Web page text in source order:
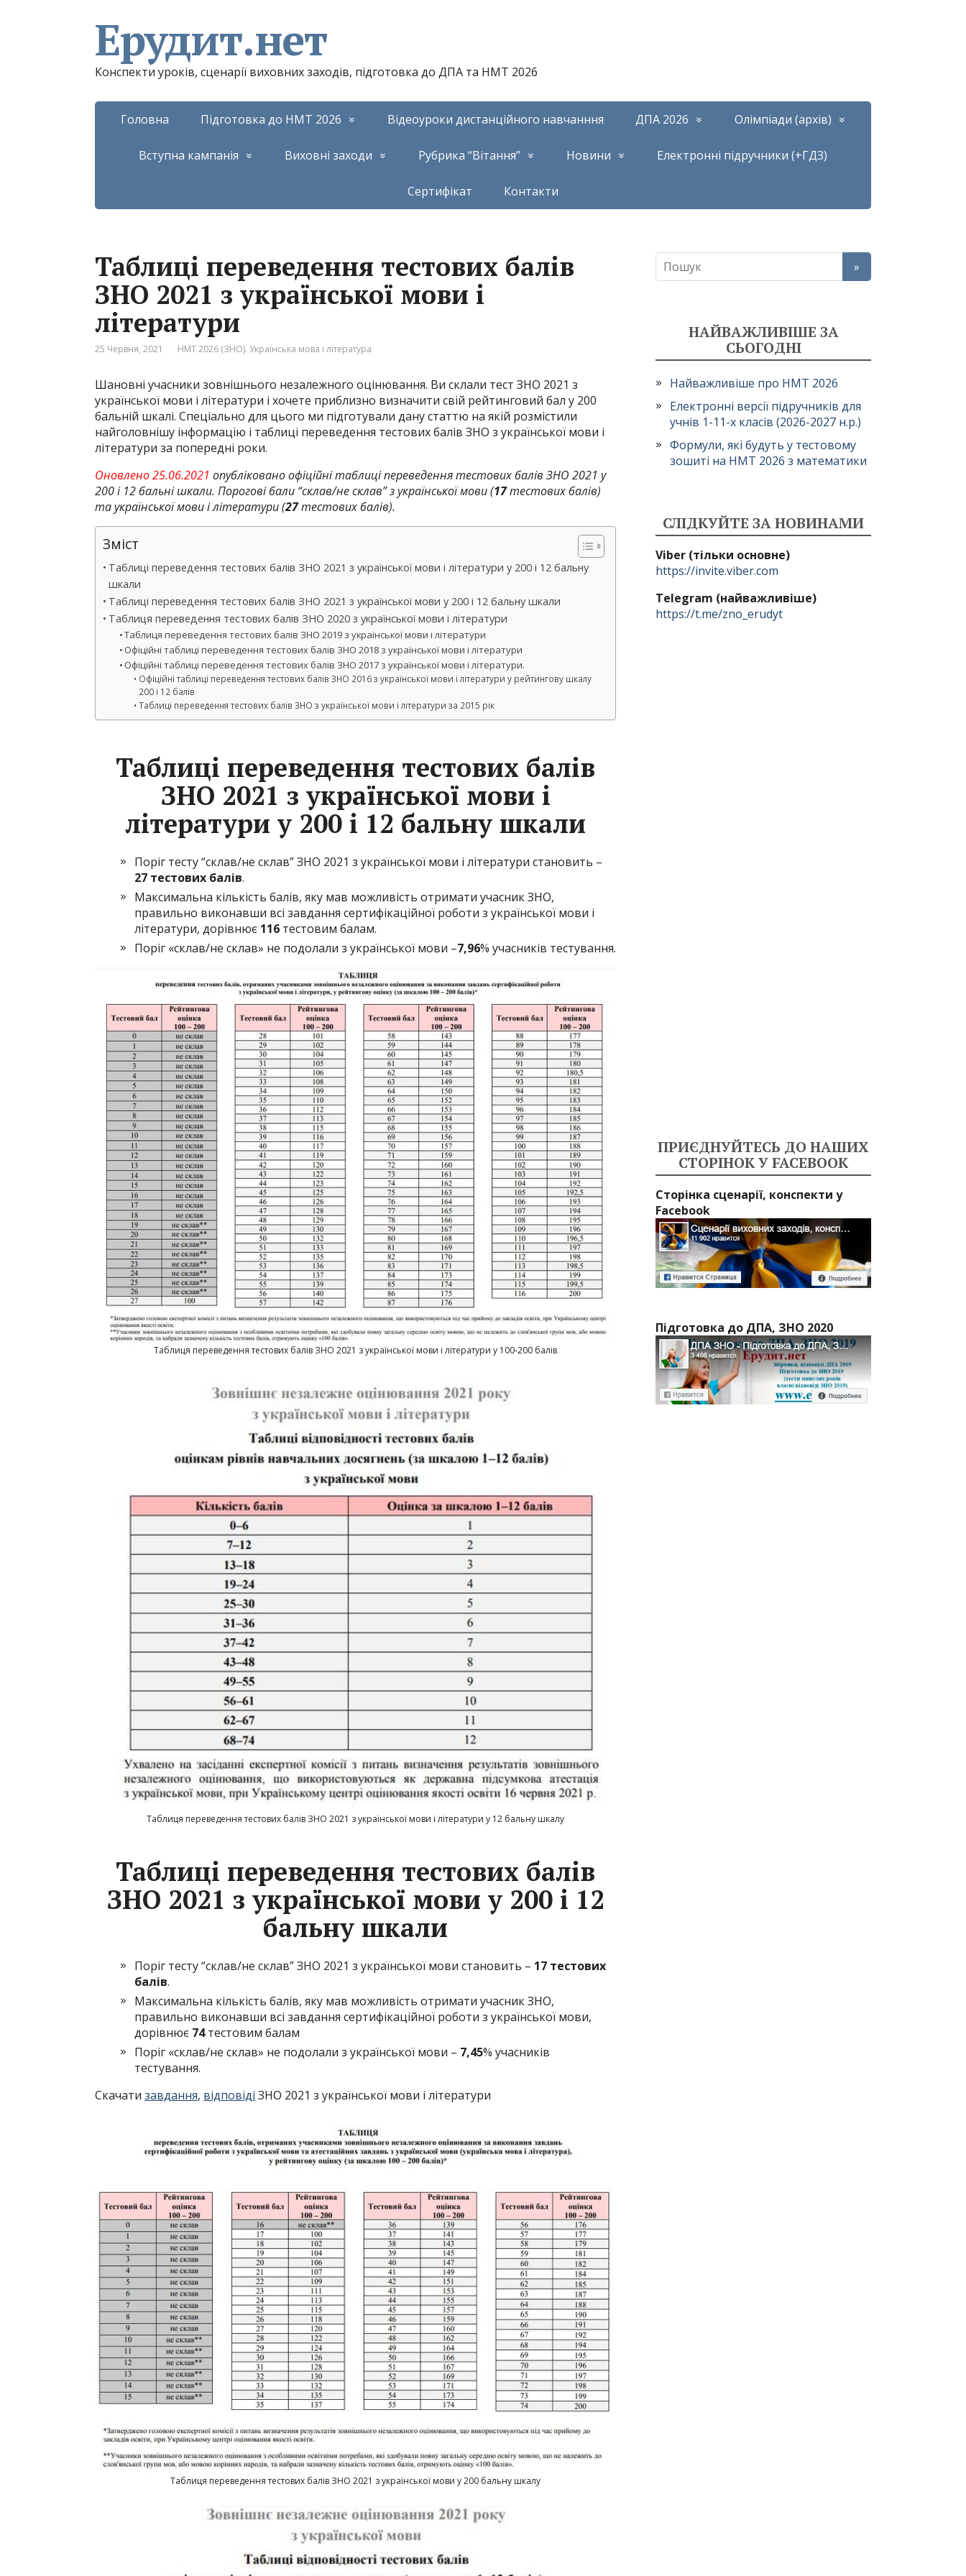
Ерудит.нет
Конспекти уроків, сценарії виховних заходів, підготовка до ДПА та НМТ 2026
Головна Підготовка до НМТ 2026 Відеоуроки дистанційного навчанння ДПА 2026 Олімпіади (архів)
Вступна кампанія Виховні заходи Рубрика “Вітання” Новини Електронні підручники (+ГДЗ)
Сертифікат Контакти
Таблиці переведення тестових балів
ЗНО 2021 з української мови і
літератури
25 Червня, 2021 НМТ 2026 (ЗНО). Українська мова і література
Шановні учасники зовнішнього незалежного оцінювання. Ви склали тест ЗНО 2021 з
української мови і літератури і хочете приблизно визначити свій рейтинговий бал у 200
бальній шкалі. Спеціально для цього ми підготували дану статтю на якій розмістили
найголовнішу інформацію і таблиці переведення тестових балів ЗНО з української мови і
літератури за попередні роки.
Оновлено 25.06.2021 опубліковано офіційні таблиці переведення тестових балів ЗНО 2021 у
200 і 12 бальні шкали. Порогові бали “склав/не склав” з української мови (17тестових балів)
та української мови і літератури (27тестових балів).
Зміст
Таблиці переведення тестових балів ЗНО 2021 з української мови і літератури у 200 і 12 бальну
шкали
Таблиці переведення тестових балів ЗНО 2021 з української мови у 200 і 12 бальну шкали
Таблиця переведення тестових балів ЗНО 2020 з української мови і літератури
Таблиця переведення тестових балів ЗНО 2019 з української мови і літератури
Офіційні таблиці переведення тестових балів ЗНО 2018 з української мови і літератури
Офіційні таблиці переведення тестових балів ЗНО 2017 з української мови і літератури.
Офіційні таблиці переведення тестових балів ЗНО 2016 з української мови і літератури у рейтингову шкалу
200 і 12 балів
Таблиці переведення тестових балів ЗНО з української мови і літератури за 2015 рік
Таблиці переведення тестових балів
ЗНО 2021 з української мови і
літератури у 200 і 12 бальну шкали
Поріг тесту “склав/не склав” ЗНО 2021 з української мови і літератури становить –
27 тестових балів.
Максимальна кількість балів, яку мав можливість отримати учасник ЗНО,
правильно виконавши всі завдання сертифікаційної роботи з української мови і
літератури, дорівнює 116 тестовим балам.
Поріг «склав/не склав» не подолали з української мови –7,96% учасників тестування.
Таблиця переведення тестових балів ЗНО 2021 з української мови і літератури у 100-200 балів
Таблиця переведення тестових балів ЗНО 2021 з української мови і літератури у 12 бальну шкалу
Таблиці переведення тестових балів
ЗНО 2021 з української мови у 200 і 12
бальну шкали
Поріг тесту “склав/не склав” ЗНО 2021 з української мови становить – 17 тестових
балів.
Максимальна кількість балів, яку мав можливість отримати учасник ЗНО,
правильно виконавши всі завдання сертифікаційної роботи з української мови,
дорівнює 74тестовим балам
Поріг «склав/не склав» не подолали з української мови – 7,45% учасників
тестування.
Скачати завдання, відповіді ЗНО 2021 з української мови і літератури
Таблиця переведення тестових балів ЗНО 2021 з української мови у 200 бальну шкалу
НАЙВАЖЛИВІШЕ ЗА
СЬОГОДНІ
Найважливіше про НМТ 2026
Електронні версії підручників для
учнів 1-11-х класів (2026-2027 н.р.)
Формули, які будуть у тестовому
зошиті на НМТ 2026 з математики
СЛІДКУЙТЕ ЗА НОВИНАМИ
Viber (тільки основне)
https://invite.viber.com
Telegram (найважливіше)
https://t.me/zno_erudyt
ПРИЄДНУЙТЕСЬ ДО НАШИХ
СТОРІНОК У FACEBOOK
Сторінка сценарії, конспекти у
Facebook
Підготовка до ДПА, ЗНО 2020